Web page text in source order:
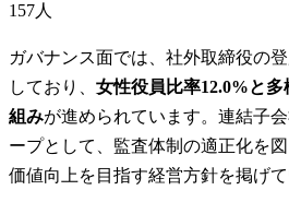
157人
ガバナンス面では、社外取締役の
しており、 女性役員比率12.0%と
組みが進められています。連結子
ープとして、監査体制の適正化を
価値向上を目指す経営方針を掲げて